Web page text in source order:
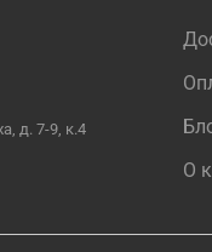
д. 7-9, к.4
О